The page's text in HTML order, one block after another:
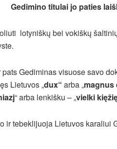
Gedimino titulai jo paties
lotyniškų bei vokiškų
Gediminas visuose savo
Lietuvos „dux“ arba „magnus
“ arba lenkišku – „vielki
ir tebeklijuoja Lietuvos karaliui